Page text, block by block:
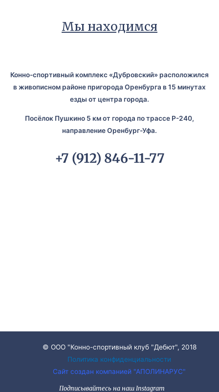
Мы находимся
Конно-спортивный комплекс «Дубровский» расположился
в живописном районе пригорода Оренбурга в 15 минутах
езды от центра города.
Посёлок Пушкино 5 км от города по трассе Р-240,
направление Оренбург-Уфа.
+7 (912) 846-11-77
© ООО "Конно-спортивный клуб "Дебют", 2018
Политика конфиденциальности
Сайт создан компанией "АПОЛИНАРУС"
Подписывайтесь на наш Instagram